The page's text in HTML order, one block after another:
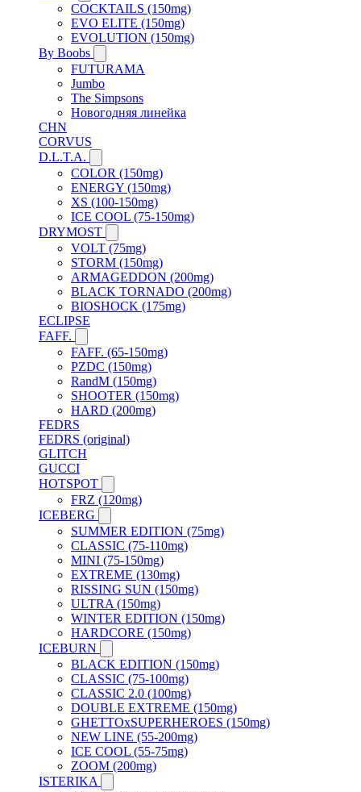
COCKTAILS (150mg)
EVO ELITE (150mg)
EVOLUTION (150mg)
By Boobs
FUTURAMA
Jumbo
The Simpsons
Новогодняя линейка
CHN
CORVUS
D.L.T.A.
COLOR (150mg)
ENERGY (150mg)
XS (100-150mg)
ICE COOL (75-150mg)
DRYMOST
VOLT (75mg)
STORM (150mg)
ARMAGEDDON (200mg)
BLACK TORNADO (200mg)
BIOSHOCK (175mg)
ECLIPSE
FAFF.
FAFF. (65-150mg)
PZDC (150mg)
RandM (150mg)
SHOOTER (150mg)
HARD (200mg)
FEDRS
FEDRS (original)
GLITCH
GUCCI
HOTSPOT
FRZ (120mg)
ICEBERG
SUMMER EDITION (75mg)
CLASSIC (75-110mg)
MINI (75-150mg)
EXTREME (130mg)
RISSING SUN (150mg)
ULTRA (150mg)
WINTER EDITION (150mg)
HARDCORE (150mg)
ICEBURN
BLACK EDITION (150mg)
CLASSIC (75-100mg)
CLASSIC 2.0 (100mg)
DOUBLE EXTREME (150mg)
GHETTOxSUPERHEROES (150mg)
NEW LINE (55-200mg)
ICE COOL (55-75mg)
ZOOM (200mg)
ISTERIKA